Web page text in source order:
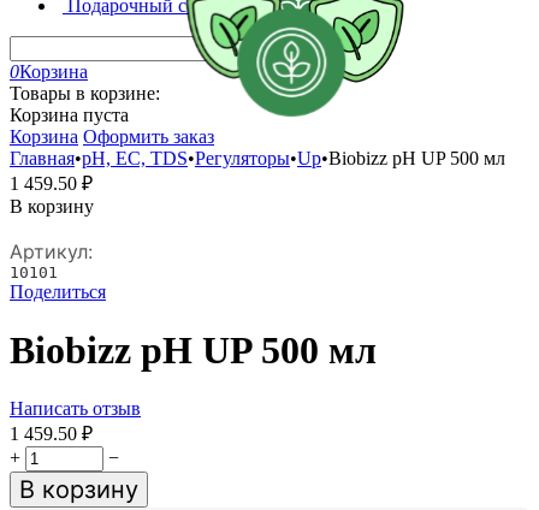
Подарочный сертификат
0Корзина
Товары в корзине:
Корзина пуста
Корзина Оформить заказ
Главная•pH, EC, TDS•Регуляторы•Up•Biobizz pH UP 500 мл
1 459.50 ₽
В корзину
Артикул:
10101
Поделиться
Biobizz pH UP 500 мл
Написать отзыв
1 459.50 ₽
+
−
В корзину